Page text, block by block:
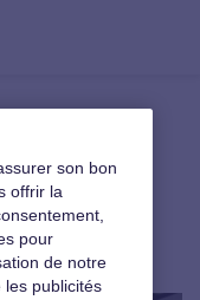
?
2021
son bon
offrir la
pour
de notre
les publicités